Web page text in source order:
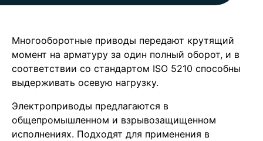
Многооборотные приводы передают крутящий
момент на арматуру за один полный оборот, и в
соответствии со стандартом ISO 5210 способны
выдерживать осевую нагрузку.
Электроприводы предлагаются в
общепромышленном и взрывозащищенном
исполнениях. Подходят для применения в